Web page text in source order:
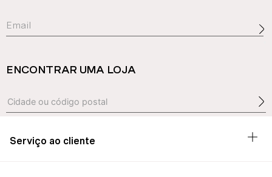
ENCONTRAR UMA LOJA
Serviço ao cliente